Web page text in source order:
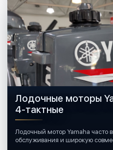
Лодочные моторы
4-тактные
Лодочный мотор Yamaha часто
обслуживания и широкую